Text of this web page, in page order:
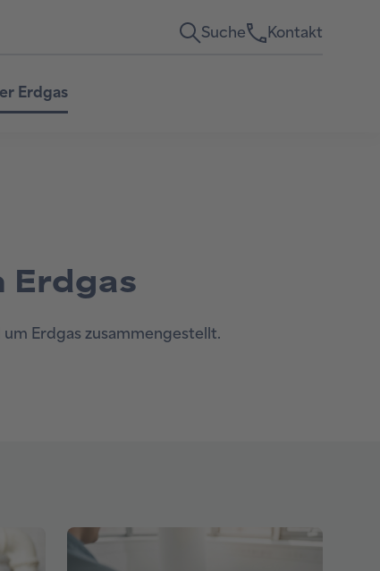
Suche Kontakt
Erdgas
Erdgas
Erdgas zusammengestellt.